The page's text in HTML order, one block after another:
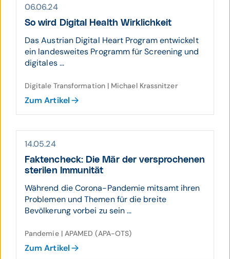
06.06.24
So wird Digital Health Wirklichkeit
Das Austrian Digital Heart Program entwickelt
ein landesweites Programm für Screening und
digitales ...
Digitale Transformation | Michael Krassnitzer
Zum Artikel
14.05.24
Faktencheck: Die Mär der versprochenen
sterilen Immunität
Während die Corona-Pandemie mitsamt ihren
Problemen und Themen für die breite
Bevölkerung vorbei zu sein ...
Pandemie | APAMED (APA-OTS)
Zum Artikel